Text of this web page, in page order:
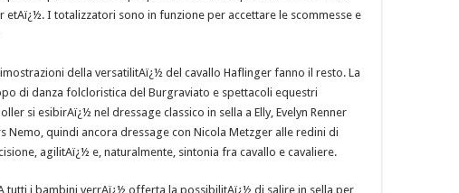
etAï¿½. I totalizzatori sono in funzione per accettare le scommesse e
della versatilitAï¿½ del cavallo Haflinger fanno il resto. La
di danza folcloristica del Burgraviato e spettacoli equestri
si esibirAï¿½ nel dressage classico in sella a Elly, Evelyn Renner
Nemo, quindi ancora dressage con Nicola Metzger alle redini di
agilitAï¿½ e, naturalmente, sintonia fra cavallo e cavaliere.
tutti i bambini verrAï¿½ offerta la possibilitAï¿½ di salire in sella per